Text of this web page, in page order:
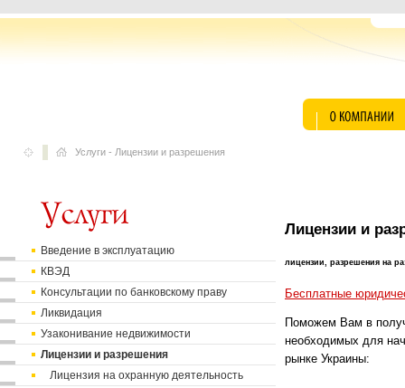
Услуги - Лицензии и разрешения
Введение в эксплуатацию
КВЭД
Консультации по банковскому праву
Ликвидация
Узаконивание недвижимости
Лицензии и разрешения
Лицензия на охранную деятельность
Лицензии и
лицензии, разрешения на
Бесплатные
Поможем Вам в
необходимых для
рынке Украины: